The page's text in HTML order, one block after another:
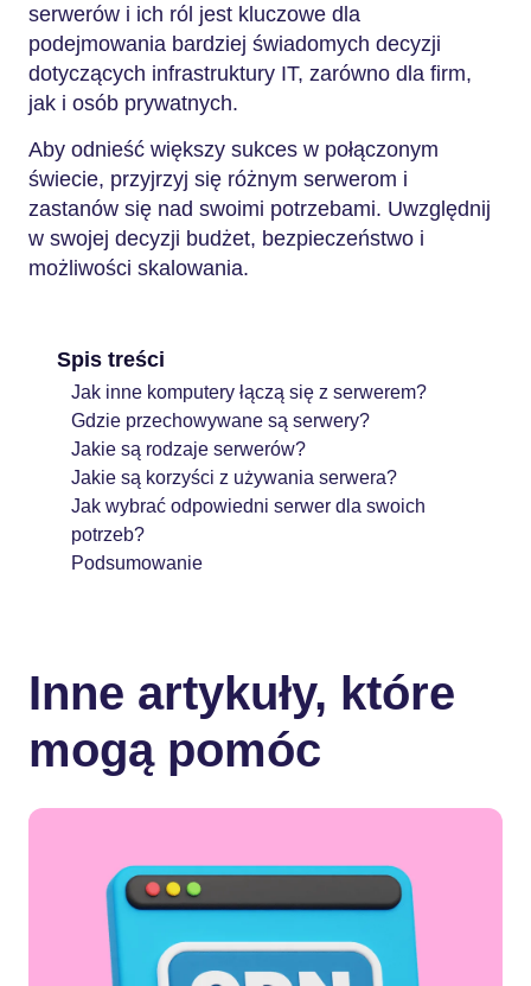
serwerów i ich ról jest kluczowe dla
podejmowania bardziej świadomych decyzji
dotyczących infrastruktury IT, zarówno dla firm,
jak i osób prywatnych.
Aby odnieść większy sukces w połączonym
świecie, przyjrzyj się różnym serwerom i
zastanów się nad swoimi potrzebami. Uwzględnij
w swojej decyzji budżet, bezpieczeństwo i
możliwości skalowania.
Spis treści
Jak inne komputery łączą się z serwerem?
Gdzie przechowywane są serwery?
Jakie są rodzaje serwerów?
Jakie są korzyści z używania serwera?
Jak wybrać odpowiedni serwer dla swoich
potrzeb?
Podsumowanie
Inne artykuły, które
mogą pomóc